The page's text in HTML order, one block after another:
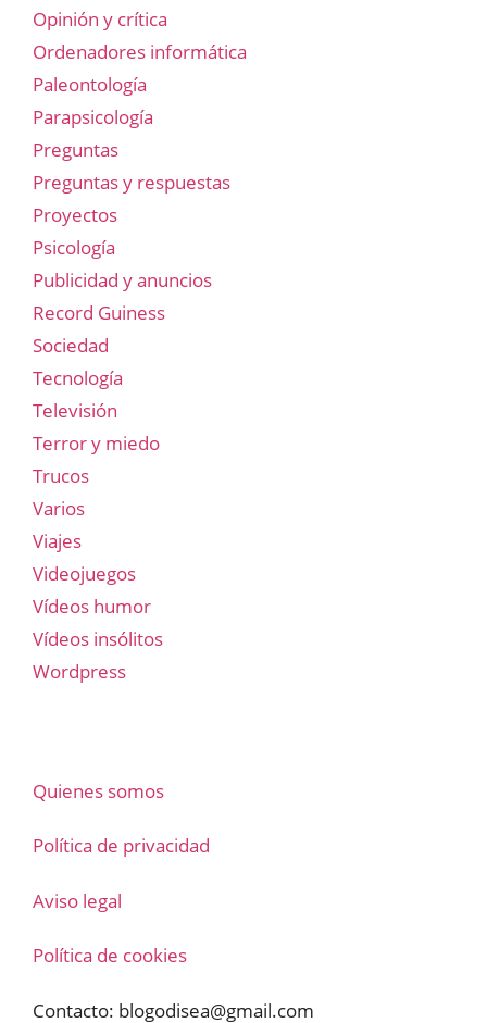
Opinión y crítica
Ordenadores informática
Paleontología
Parapsicología
Preguntas
Preguntas y respuestas
Proyectos
Psicología
Publicidad y anuncios
Record Guiness
Sociedad
Tecnología
Televisión
Terror y miedo
Trucos
Varios
Viajes
Videojuegos
Vídeos humor
Vídeos insólitos
Wordpress
Quienes somos
Política de privacidad
Aviso legal
Política de cookies
Contacto: blogodisea@gmail.com